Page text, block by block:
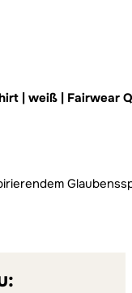
| weiß | Fairwear